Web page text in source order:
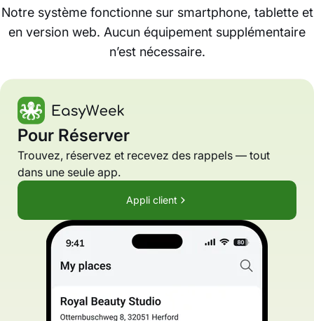
Notre système fonctionne sur smartphone, tablette et
en version web. Aucun équipement supplémentaire
n’est nécessaire.
Pour Réserver
Trouvez, réservez et recevez des rappels — tout
dans une seule app.
Appli client